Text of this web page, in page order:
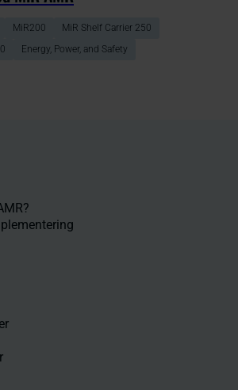
MiR200
MiR Shelf Carrier 250
Energy, Power, and Safety